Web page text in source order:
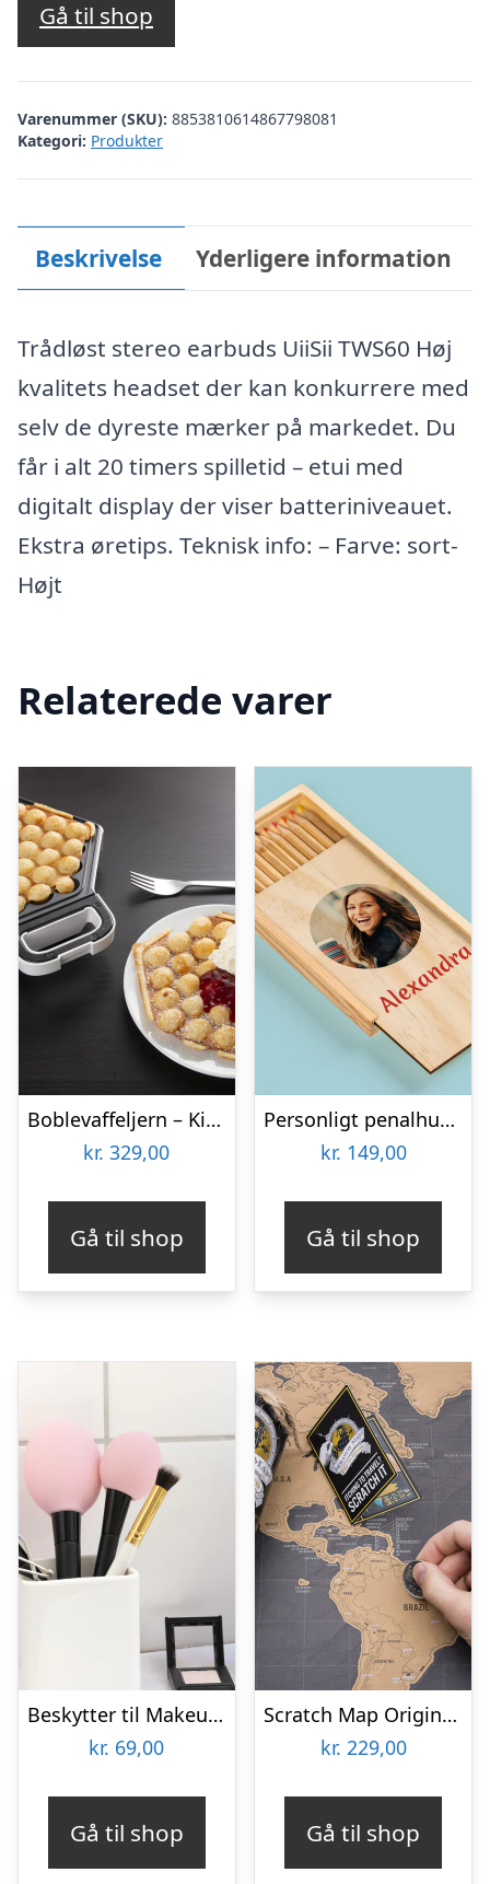
pris
var:
kr. 599,00.kr. 399,00.
Gå til shop
Varenummer (SKU): 8853810614867798081
Kategori: Produkter
Beskrivelse Yderligere information
Trådløst stereo earbuds UiiSii TWS60 Høj
kvalitets headset der kan konkurrere med
selv de dyreste mærker på markedet. Du
får i alt 20 timers spilletid – etui med
digitalt display der viser batteriniveauet.
Ekstra øretips. Teknisk info: – Farve: sort-
Højt
Relaterede varer
Boblevaffeljern – KitchPro
kr. 329,00
Gå til shop
Personligt penalhus med foto & tekst
kr. 149,00
Gå til shop
Beskytter til Makeupbørster 3-pak
kr. 69,00
Gå til shop
Scratch Map Original Deluxe
kr. 229,00
Gå til shop